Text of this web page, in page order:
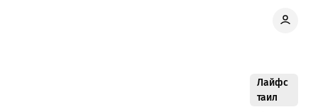
Лайфс
таил